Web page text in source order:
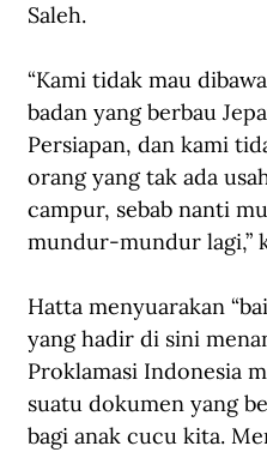
Saleh.
“Kami tidak mau
badan yang berbau
Persiapan, dan kami
orang yang tak ada
campur, sebab nanti
mundur-mundur lagi,”
Hatta menyuarakan
yang hadir di sini
Proklamasi Indonesia
suatu dokumen yang
bagi anak cucu kita.